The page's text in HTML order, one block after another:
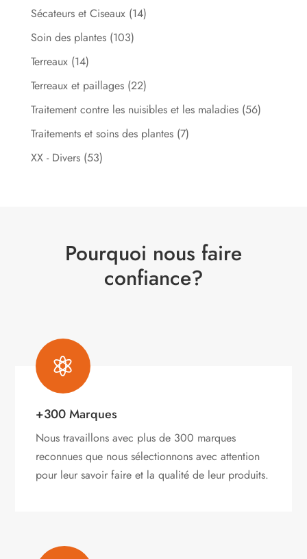
Sécateurs et Ciseaux (14)
Soin des plantes (103)
Terreaux (14)
Terreaux et paillages (22)
Traitement contre les nuisibles et les maladies (56)
Traitements et soins des plantes (7)
XX - Divers (53)
Pourquoi nous faire
confiance?

+300 Marques
Nous travaillons avec plus de 300 marques
reconnues que nous sélectionnons avec attention
pour leur savoir faire et la qualité de leur produits.